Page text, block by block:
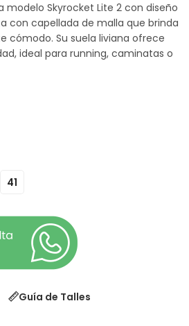
modelo Skyrocket Lite 2 con diseño
con capellada de malla que brinda
cómodo. Su suela liviana ofrece
ideal para running, caminatas o
41
Guía de Talles